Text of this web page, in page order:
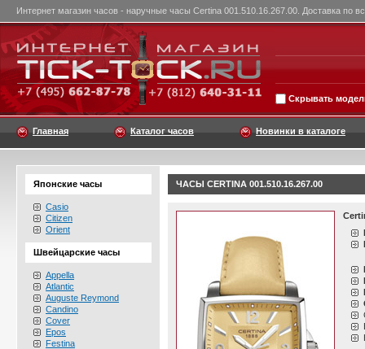
Интернет магазин часов - наручные часы Certina 001.510.16.267.00. Доставка по
Скрывать
Главная Каталог часов Новинки в каталоге
Японские часы
Casio
Citizen
Orient
Швейцарские часы
Appella
Atlantic
Auguste Reymond
Candino
Cover
Epos
Festina
ЧАСЫ CERTINA 001.510.16.267.00